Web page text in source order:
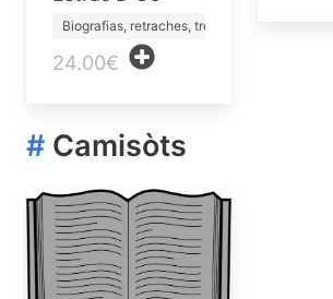
Biografias, retraches, trò…
24.00€
# Camisòts